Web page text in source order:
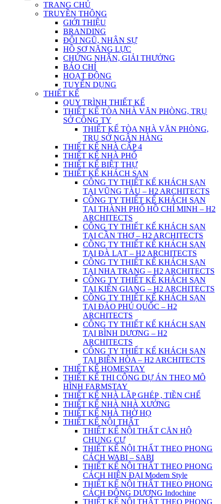
TRANG CHỦ
TRUYỀN THÔNG
GIỚI THIỆU
BRANDING
ĐỘI NGŨ, NHÂN SỰ
HỒ SƠ NĂNG LỰC
CHỨNG NHẬN, GIẢI THƯỞNG
BÁO CHÍ
HOẠT ĐỘNG
TUYỂN DỤNG
THIẾT KẾ
QUY TRÌNH THIẾT KẾ
THIẾT KẾ TÒA NHÀ VĂN PHÒNG, TRỤ
SỞ CÔNG TY
THIẾT KẾ TÒA NHÀ VĂN PHÒNG,
TRỤ SỞ NGÂN HÀNG
THIẾT KẾ NHÀ CẤP 4
THIẾT KẾ NHÀ PHỐ
THIẾT KẾ BIỆT THỰ
THIẾT KẾ KHÁCH SẠN
CÔNG TY THIẾT KẾ KHÁCH SẠN
TẠI VŨNG TÀU – H2 ARCHITECTS
CÔNG TY THIẾT KẾ KHÁCH SẠN
TẠI THÀNH PHỐ HỒ CHÍ MINH – H2
ARCHITECTS
CÔNG TY THIẾT KẾ KHÁCH SẠN
TẠI CẦN THƠ – H2 ARCHITECTS
CÔNG TY THIẾT KẾ KHÁCH SẠN
TẠI ĐÀ LẠT – H2 ARCHITECTS
CÔNG TY THIẾT KẾ KHÁCH SẠN
TẠI NHA TRANG – H2 ARCHITECTS
CÔNG TY THIẾT KẾ KHÁCH SẠN
TẠI KIÊN GIANG – H2 ARCHITECTS
CÔNG TY THIẾT KẾ KHÁCH SẠN
TẠI ĐẢO PHÚ QUỐC – H2
ARCHITECTS
CÔNG TY THIẾT KẾ KHÁCH SẠN
TẠI BÌNH DƯƠNG – H2
ARCHITECTS
CÔNG TY THIẾT KẾ KHÁCH SẠN
TẠI BIÊN HÒA – H2 ARCHITECTS
THIẾT KẾ HOMESTAY
THIẾT KẾ THI CÔNG DỰ ÁN THEO MÔ
HÌNH FARMSTAY
THIẾT KẾ NHÀ LẮP GHÉP , TIỀN CHẾ
THIẾT KẾ NHÀ NHÀ XƯỞNG
THIẾT KẾ NHÀ THỜ HỌ
THIẾT KẾ NỘI THẤT
THIẾT KẾ NỘI THẤT CĂN HỘ
CHUNG CƯ
THIẾT KẾ NỘI THẤT THEO PHONG
CÁCH WABI – SABI
THIẾT KẾ NỘI THẤT THEO PHONG
CÁCH HIỆN ĐẠI Modern Style
THIẾT KẾ NỘI THẤT THEO PHONG
CÁCH ĐÔNG DƯƠNG Indochine
THIẾT KẾ NỘI THẤT THEO PHONG